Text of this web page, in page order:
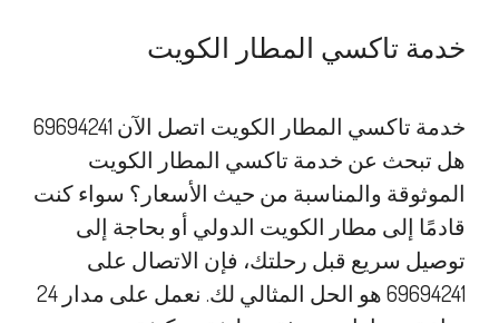
خدمة تاكسي المطار الكويت
خدمة تاكسي المطار الكويت اتصل الآن 69694241
هل تبحث عن خدمة تاكسي المطار الكويت
الموثوقة والمناسبة من حيث الأسعار؟ سواء كنت
قادمًا إلى مطار الكويت الدولي أو بحاجة إلى
توصيل سريع قبل رحلتك، فإن الاتصال على
69694241 هو الحل المثالي لك. نعمل على مدار 24